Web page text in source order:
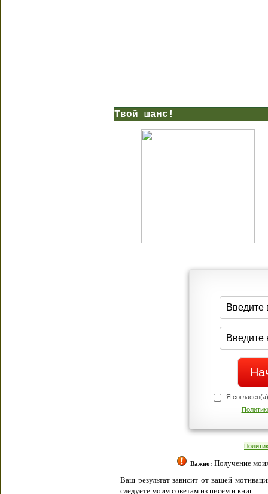
Твой шанс!
Я
Важно: Получение
Ваш результат зависит от вашей
следуете моим советам из писем и книг.